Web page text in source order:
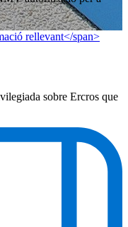
rellevant</span>
sobre Ercros que